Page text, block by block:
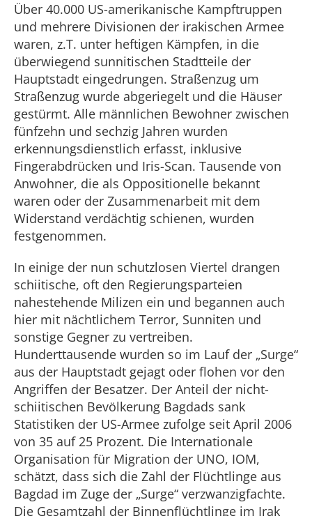
Über 40.000 US-amerikanische Kampftruppen
und mehrere Divisionen der irakischen Armee
waren, z.T. unter heftigen Kämpfen, in die
überwiegend sunnitischen Stadtteile der
Hauptstadt eingedrungen. Straßenzug um
Straßenzug wurde abgeriegelt und die Häuser
gestürmt. Alle männlichen Bewohner zwischen
fünfzehn und sechzig Jahren wurden
erkennungsdienstlich erfasst, inklusive
Fingerabdrücken und Iris-Scan. Tausende von
Anwohner, die als Oppositionelle bekannt
waren oder der Zusammenarbeit mit dem
Widerstand verdächtig schienen, wurden
festgenommen.
In einige der nun schutzlosen Viertel drangen
schiitische, oft den Regierungsparteien
nahestehende Milizen ein und begannen auch
hier mit nächtlichem Terror, Sunniten und
sonstige Gegner zu vertreiben.
Hunderttausende wurden so im Lauf der „Surge“
aus der Hauptstadt gejagt oder flohen vor den
Angriffen der Besatzer. Der Anteil der nicht-
schiitischen Bevölkerung Bagdads sank
Statistiken der US-Armee zufolge seit April 2006
von 35 auf 25 Prozent. Die Internationale
Organisation für Migration der UNO, IOM,
schätzt, dass sich die Zahl der Flüchtlinge aus
Bagdad im Zuge der „Surge“ verzwanzigfachte.
Die Gesamtzahl der Binnenflüchtlinge im Irak